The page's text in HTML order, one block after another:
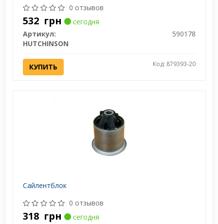
0 отзывов
532 грн
сегодня
Артикул:
590178
HUTCHINSON
КУПИТЬ Код: 879393-20
Сайлентблок
0 отзывов
318 грн
сегодня